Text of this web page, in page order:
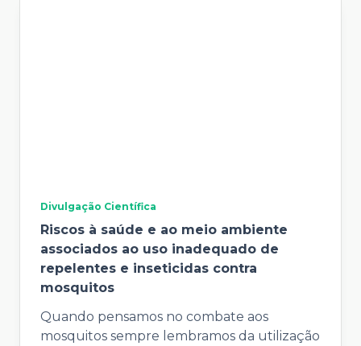
Divulgação Científica
Riscos à saúde e ao meio ambiente
associados ao uso inadequado de
repelentes e inseticidas contra
mosquitos
Quando pensamos no combate aos
mosquitos sempre lembramos da utilização